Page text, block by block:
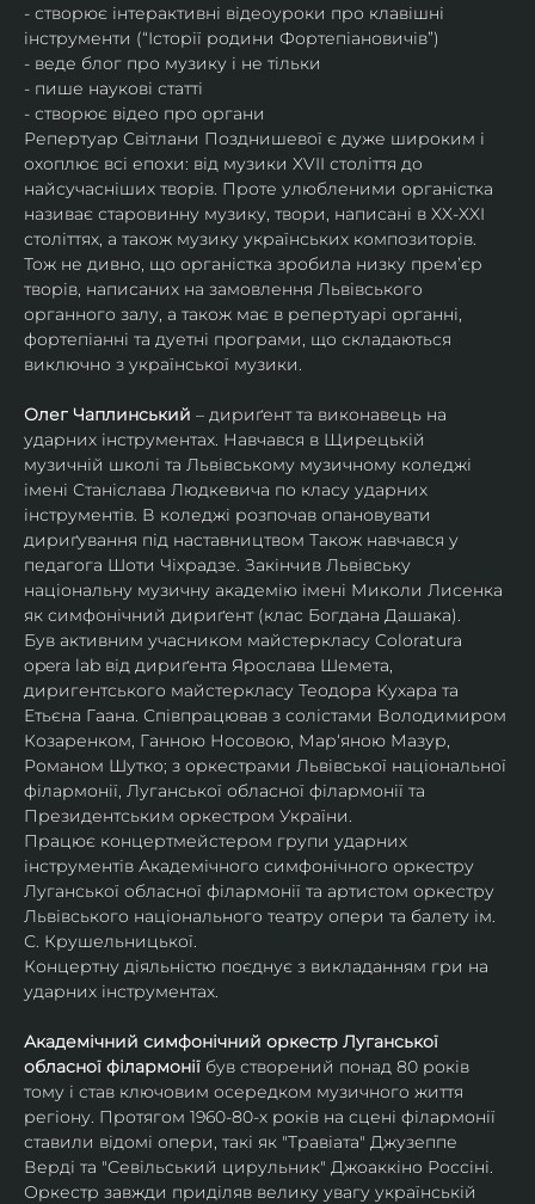
- створює інтерактивні відеоуроки про клавішні
інструменти (“Історії родини Фортепіановичів”)
- веде блог про музику і не тільки
- пише наукові статті
- створює відео про органи
Репертуар Світлани Позднишевої є дуже широким і
охоплює всі епохи: від музики XVII століття до
найсучасніших творів. Проте улюбленими органістка
називає старовинну музику, твори, написані в XX-XXI
століттях, а також музику українських композиторів.
Тож не дивно, що органістка зробила низку прем’єр
творів, написаних на замовлення Львівського
органного залу, а також має в репертуарі органні,
фортепіанні та дуетні програми, що складаються
виключно з української музики.
Олег Чаплинський – дириґент та виконавець на
ударних інструментах. Навчався в Щирецькій
музичній школі та Львівському музичному коледжі
імені Станіслава Людкевича по класу ударних
інструментів. В коледжі розпочав опановувати
дириґування під наставництвом Також навчався у
педагога Шоти Чіхрадзе. Закінчив Львівську
національну музичну академію імені Миколи Лисенка
як симфонічний дириґент (клас Богдана Дашака).
Був активним учасником майстеркласу Coloratura
opera lab від дириґента Ярослава Шемета,
диригентського майстеркласу Теодора Кухара та
Етьєна Гаана. Співпрацював з солістами Володимиром
Козаренком, Ганною Носовою, Мар‘яною Мазур,
Романом Шутко; з оркестрами Львівської національної
філармонії, Луганської обласної філармонії та
Президентським оркестром України.
Працює концертмейстером групи ударних
інструментів Академічного симфонічного оркестру
Луганської обласної філармонії та артистом оркестру
Львівського національного театру опери та балету ім.
С. Крушельницької.
Концертну діяльністю поєднує з викладанням гри на
ударних інструментах.
Академічний симфонічний оркестр Луганської
обласної філармонії був створений понад 80 років
тому і став ключовим осередком музичного життя
регіону. Протягом 1960-80-х років на сцені філармонії
ставили відомі опери, такі як "Травіата" Джузеппе
Верді та "Севільський цирульник" Джоаккіно Россіні.
Оркестр завжди приділяв велику увагу українській